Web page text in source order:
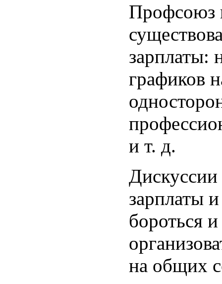
Профсоюз
зарплаты:
графиков
и т. д.
Дискуссии
зарплаты
бороться
на общих